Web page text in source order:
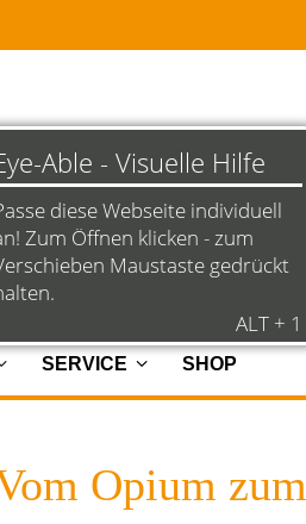
SERVICE SHOP
Opium zum